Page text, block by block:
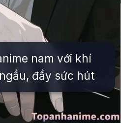
nam với khí
đầy sức hút